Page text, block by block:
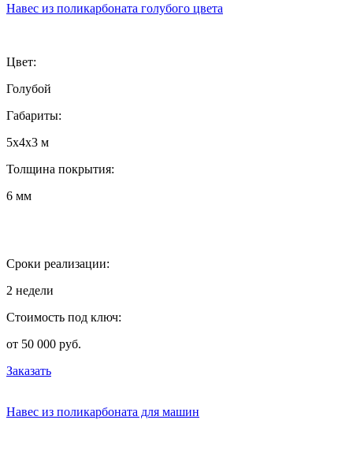
Навес из поликарбоната голубого цвета
Цвет:
Голубой
Габариты:
5х4х3 м
Толщина покрытия:
6 мм
Сроки реализации:
2 недели
Стоимость под ключ:
от 50 000 руб.
Заказать
Навес из поликарбоната для машин